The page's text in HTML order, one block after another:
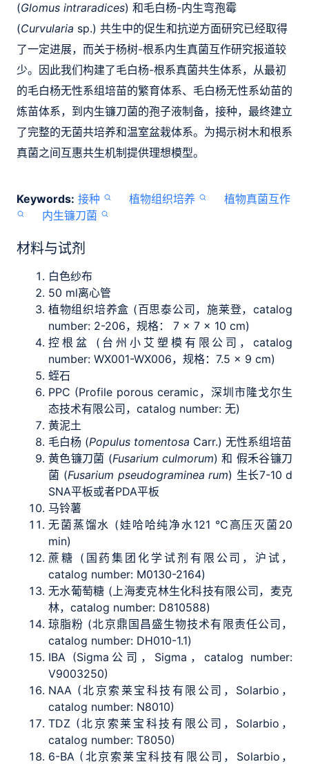
(Glomus intraradices) 和毛白杨-内生弯孢霉
(Curvularia sp.) 共生中的促生和抗逆方面研究已经取得
了一定进展，而关于杨树-根系内生真菌互作研究报道较
少。因此我们构建了毛白杨-根系真菌共生体系，从最初
的毛白杨无性系组培苗的繁育体系、毛白杨无性系幼苗的
炼苗体系，到内生镰刀菌的孢子液制备，接种，最终建立
了完整的无菌共培养和温室盆栽体系。为揭示树木和根系
真菌之间互惠共生机制提供理想模型。
Keywords: 接种 植物组织培养
植物真菌互作
内生镰刀菌
材料与试剂
白色纱布
50 ml离心管
植物组织培养盒 (百思泰公司，施莱登，catalog
number: 2-206，规格： 7 × 7 × 10 cm)
控根盆 (台州小艾塑模有限公司，catalog
number: WX001-WX006，规格：7.5 × 9 cm)
蛭石
PPC (Profile porous ceramic，深圳市隆戈尔生
态技术有限公司，catalog number: 无)
黄泥土
毛白杨 (Populus tomentosa Carr.) 无性系组培苗
黄色镰刀菌 (Fusarium culmorum) 和 假禾谷镰刀
菌 (Fusarium pseudograminea rum) 生长7-10 d
SNA平板或者PDA平板
马铃薯
无菌蒸馏水 (娃哈哈纯净水121 °C高压灭菌20
min)
蔗糖 (国药集团化学试剂有限公司，沪试，
catalog number: M0130-2164)
无水葡萄糖 (上海麦克林生化科技有限公司，麦克
林，catalog number: D810588)
琼脂粉 (北京鼎国昌盛生物技术有限责任公司，
catalog number: DH010-1.1)
IBA (Sigma公司，Sigma，catalog number:
V9003250)
NAA (北京索莱宝科技有限公司，Solarbio，
catalog number: N8010)
TDZ (北京索莱宝科技有限公司，Solarbio，
catalog number: T8050)
6-BA (北京索莱宝科技有限公司，Solarbio，